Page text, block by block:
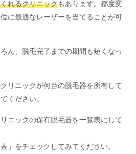
れるクリニックもあります。都度変
に最適なレーザーを当てることが可
ん、脱毛完了までの期間も短くなっ
リニックが何台の脱毛器を所有して
ください。
ニックの保有脱毛器を一覧表にして
」をチェックしてみてください。